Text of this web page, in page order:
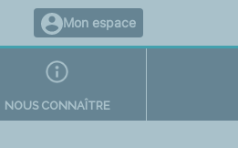
Mon espace
NOUS CONNAÎTRE